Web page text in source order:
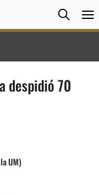
Search
despidió 70
UM)